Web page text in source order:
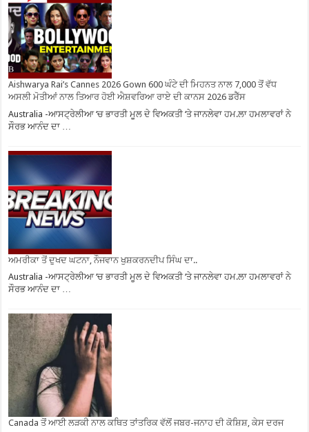
Aishwarya Rai’s Cannes 2026 Gown 600 ਘੰਟੇ ਦੀ ਮਿਹਨਤ ਨਾਲ 7,000 ਤੋਂ ਵੱਧ
ਅਸਲੀ ਮੋਤੀਆਂ ਨਾਲ ਤਿਆਰ ਹੋਈ ਐਸ਼ਵਰਿਆ ਰਾਏ ਦੀ ਕਾਨਸ 2026 ਡਰੈੱਸ
Australia -ਆਸਟ੍ਰੇਲੀਆ ‘ਚ ਭਾਰਤੀ ਮੂਲ ਦੇ ਵਿਅਕਤੀ ‘ਤੇ ਜਾਨਲੇਵਾ ਹਮ.ਲਾ ਹਮਲਾਵਰਾਂ ਨੇ
ਸੌਰਭ ਆਨੰਦ ਦਾ …
ਅਮਰੀਕਾ ਤੋਂ ਦੁਖਦ ਘਟਨਾ, ਨੌਜਵਾਨ ਖੁਸ਼ਕਰਨਦੀਪ ਸਿੰਘ ਦਾ..
Australia -ਆਸਟ੍ਰੇਲੀਆ ‘ਚ ਭਾਰਤੀ ਮੂਲ ਦੇ ਵਿਅਕਤੀ ‘ਤੇ ਜਾਨਲੇਵਾ ਹਮ.ਲਾ ਹਮਲਾਵਰਾਂ ਨੇ
ਸੌਰਭ ਆਨੰਦ ਦਾ …
Canada ਤੋਂ ਆਈ ਲੜਕੀ ਨਾਲ ਕਥਿਤ ਤਾਂਤਰਿਕ ਵੱਲੋਂ ਜਬਰ-ਜਨਾਹ ਦੀ ਕੋਸ਼ਿਸ਼, ਕੇਸ ਦਰਜ